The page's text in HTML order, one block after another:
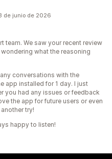
de junio de 2026
team. We saw your recent review
what the reasoning
conversations with the
app installed for 1 day. I just
you had any issues or feedback
the app for future users or even
try!
happy to listen!